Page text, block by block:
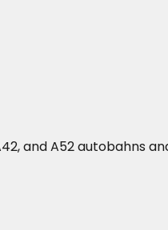
and A52 autobahns